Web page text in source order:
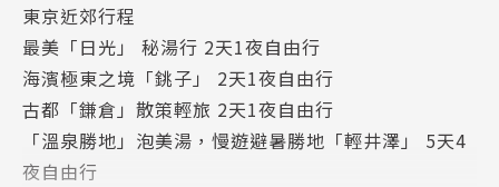
東京近郊行程
最美「日光」 秘湯行 2天1夜自由行
海濱極東之境「銚子」 2天1夜自由行
古都「鎌倉」散策輕旅 2天1夜自由行
「溫泉勝地」泡美湯，慢遊避暑勝地「輕井澤」 5天4
夜自由行